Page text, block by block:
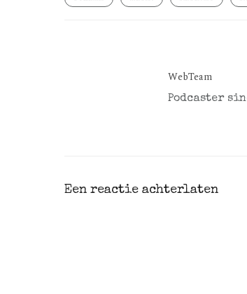
WebTeam
Podcaster
Een reactie achterlaten